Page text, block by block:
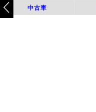
中古車